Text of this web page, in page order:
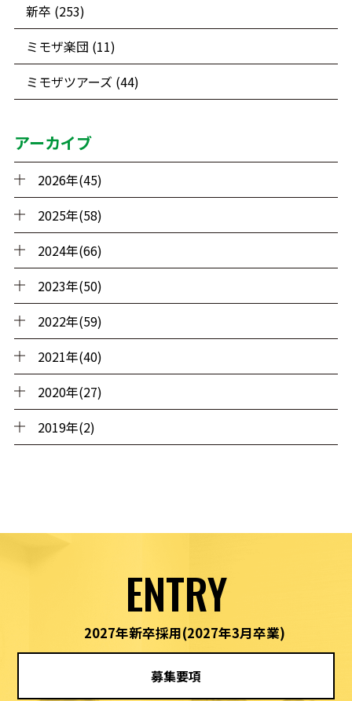
新卒 (253)
ミモザ楽団 (11)
ミモザツアーズ (44)
アーカイブ
2026年(45)
2025年(58)
2024年(66)
2023年(50)
2022年(59)
2021年(40)
2020年(27)
2019年(2)
ENTRY
2027年新卒採用(2027年3月卒業)
募集要項